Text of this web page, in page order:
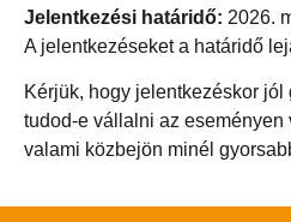
Jelentkezési határidő: 2026.
A jelentkezéseket a határidő
Kérjük, hogy jelentkezéskor
tudod-e vállalni az eseményen
valami közbejön minél